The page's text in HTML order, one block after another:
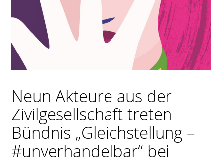
Sprache
DGS
Neun Akteure aus der
Zivilgesellschaft treten
Bündnis „Gleichstellung –
#unverhandelbar“ bei